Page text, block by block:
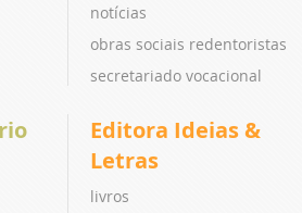
notícias
obras sociais redentoristas
secretariado vocacional
Editora Ideias &
Letras
livros